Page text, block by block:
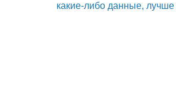
какие-либо данные, лучше